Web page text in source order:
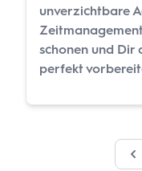
unverzichtbare
schonen und Dir
perfekt